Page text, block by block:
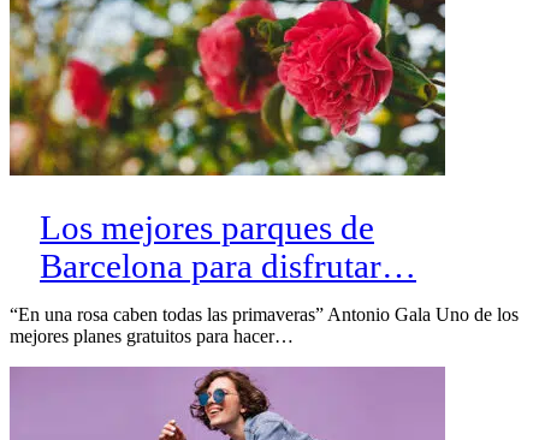
Los mejores parques de
Barcelona para disfrutar…
“En una rosa caben todas las primaveras” Antonio Gala Uno de los
mejores planes gratuitos para hacer…